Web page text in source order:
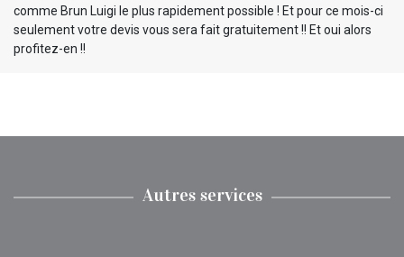
comme Brun Luigi le plus rapidement possible ! Et pour ce mois-ci
seulement votre devis vous sera fait gratuitement !! Et oui alors
profitez-en !!
Autres services